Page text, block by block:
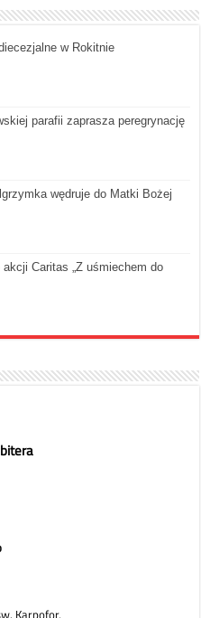
w Rokitnie
parafii zaprasza peregrynację
wędruje do Matki Bożej
akcji Caritas „Z uśmiechem do